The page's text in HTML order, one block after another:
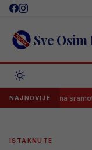
Skip
content Sve
NAJNOVIJE
Neviđena sramota:
ISTAKNUTE